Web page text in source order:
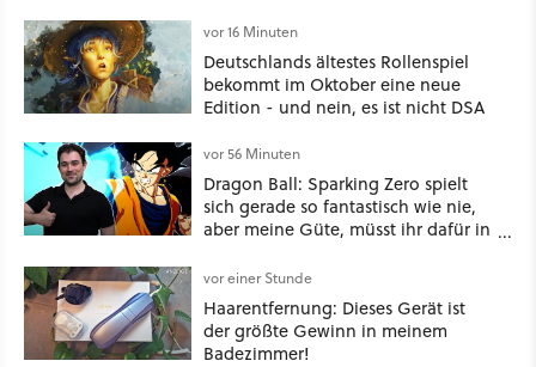
vor 16 Minuten
Deutschlands ältestes Rollenspiel
bekommt im Oktober eine neue
Edition - und nein, es ist nicht DSA
vor 56 Minuten
Dragon Ball: Sparking Zero spielt
sich gerade so fantastisch wie nie,
aber meine Güte, müsst ihr dafür in
vor einer Stunde
Haarentfernung: Dieses Gerät ist
der größte Gewinn in meinem
Badezimmer!